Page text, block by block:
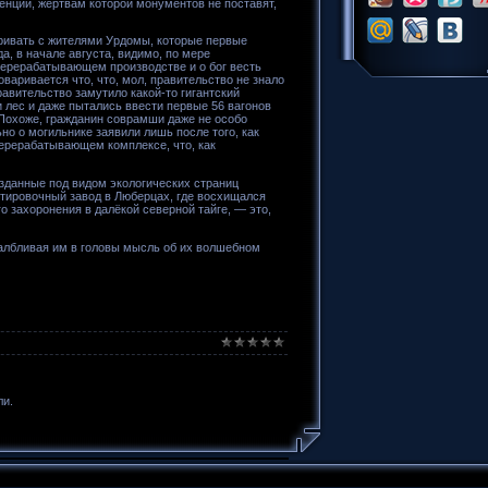
жертвам которой монументов не поставят,
с жителями Урдомы, которые первые
в начале августа, видимо, по мере
производстве и о бог весть
что, что, мол, правительство не знало
замутило какой-то гигантский
и даже пытались ввести первые 56 вагонов
гражданин соврамши даже не особо
о могильнике заявили лишь после того, как
комплексе, что, как
под видом экологических страниц
завод в Люберцах, где восхищался
в далёкой северной тайге, — это,
им в головы мысль об их волшебном